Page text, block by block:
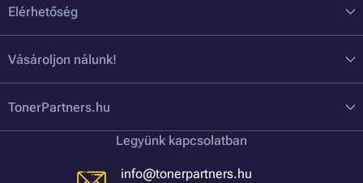
Elérhetőség
Vásároljon nálunk!
TonerPartners.hu
Legyünk kapcsolatban
info@tonerpartners.hu